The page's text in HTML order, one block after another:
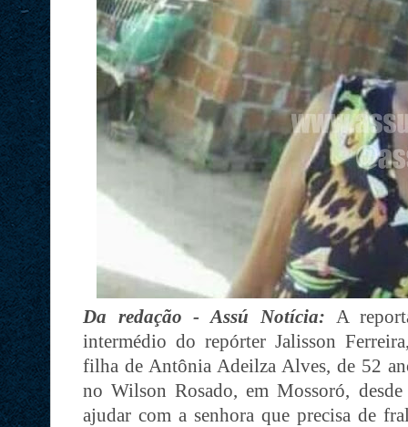
Da redação - Assú Notícia: A
intermédio do repórter Jalisson
filha de Antônia Adeilza Alves, de 52
no Wilson Rosado, em Mossoró,
ajudar com a senhora que precisa de